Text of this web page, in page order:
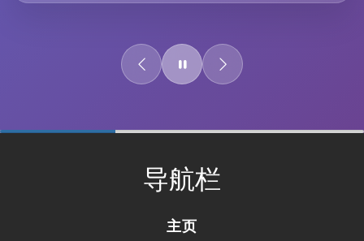
导航栏
主页